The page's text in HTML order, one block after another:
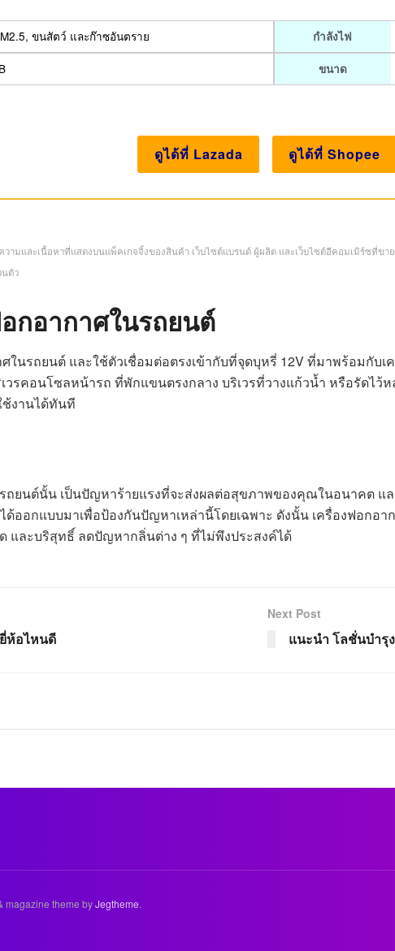
ขนสัตว์ และก๊าซอันตราย กำลังไฟ
ขนาด
ดูได้ที่ Lazada ดูได้ที่ Shopee
ามและเนื้อหาที่แสดงบนแพ็คเกจจิ้งของสินค้า เว็บไซต์แบรนด์ ผู้ผลิต และเว็บไซต์อีคอมเมิร์ซที่ข
นตัว
กอากาศในรถยนต์
ในรถยนต์ และใช้ตัวเชื่อมต่อตรงเข้ากับที่จุดบุหรี่ 12V ที่มาพร้อมกั
รคอนโซลหน้ารถ ที่พักแขนตรงกลาง บริเวรที่วางแก้วน้ำ หรือรัดไว้
ช้งานได้ทันที
นต์นั้น เป็นปัญหาร้ายแรงที่จะส่งผลต่อสุขภาพของคุณในอนาคต แ
ออกแบบมาเพื่อป้องกันปัญหาเหล่านี้โดยเฉพาะ ดังนั้น เครื่องฟอกอ
และบริสุทธิ์ ลดปัญหากลิ่นต่าง ๆ ที่ไม่พึงประสงค์ได้
ห้อไหนดี
Next Post
แนะนำ โลชั่นบำรุ
magazine theme byJegtheme.